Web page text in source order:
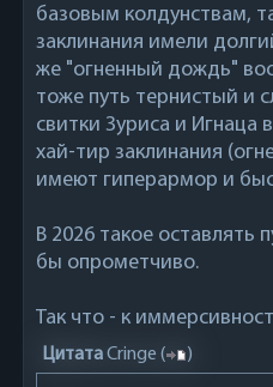
базовым колдунствам,
заклинания имели
же "огненный дождь"
тоже путь тернистый и
свитки Зуриса и Игнаца
хай-тир заклинания
имеют гиперармор и
В 2026 такое оставлять
бы опрометчиво.
Так что - к
ЦитатаCringe ( )